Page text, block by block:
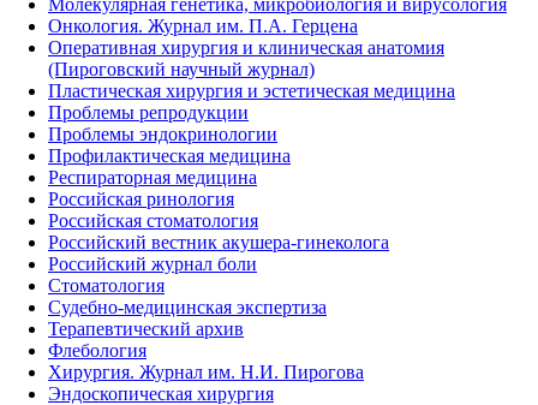
Молекулярная генетика, микробиология и вирусология
Онкология. Журнал им. П.А. Герцена
Оперативная хирургия и клиническая анатомия
(Пироговский научный журнал)
Пластическая хирургия и эстетическая медицина
Проблемы репродукции
Проблемы эндокринологии
Профилактическая медицина
Респираторная медицина
Российская ринология
Российская стоматология
Российский вестник акушера-гинеколога
Российский журнал боли
Стоматология
Судебно-медицинская экспертиза
Терапевтический архив
Флебология
Хирургия. Журнал им. Н.И. Пирогова
Эндоскопическая хирургия